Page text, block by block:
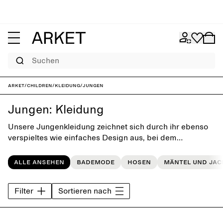
Suchen
ARKET/Children/Kleidung/Jungen
Jungen: Kleidung
Unsere Jungenkleidung zeichnet sich durch ihr ebenso
verspieltes wie einfaches Design aus, bei dem
stehen. Die Kollektion umfasst klassische, aber schicke
Essentials für den Alltag, die nicht aus der Mode
kommen.
Alle ansehen Bademode Hosen Mäntel und
Filter Sortieren nach